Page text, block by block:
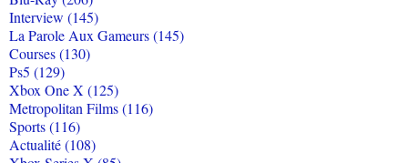
Interview (145)
La Parole Aux Gameurs (145)
Courses (130)
Ps5 (129)
Xbox One X (125)
Metropolitan Films (116)
Sports (116)
Actualité (108)